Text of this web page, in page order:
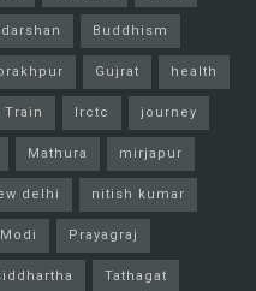
Buddhism
Gujrat health
Train Irctc journey
Mathura mirjapur
delhi nitish kumar
Prayagraj
Tathagat